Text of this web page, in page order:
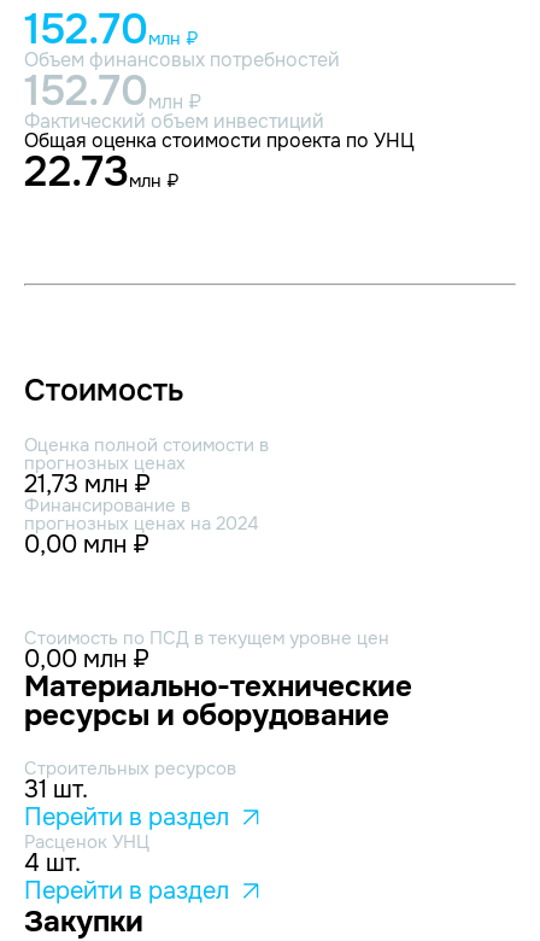
152.70млн ₽
Объем финансовых потребностей
152.70млн ₽
Фактический объем инвестиций
Общая оценка стоимости проекта по УНЦ
22.73млн ₽
Стоимость
Оценка полной стоимости в
прогнозных ценах
21,73 млн ₽
Финансирование в
прогнозных ценах на 2024
0,00 млн ₽
Стоимость по ПСД в текущем уровне цен
0,00 млн ₽
Материально-технические
ресурсы и оборудование
Строительных ресурсов
31 шт.
Перейти в раздел
Расценок УНЦ
4 шт.
Перейти в раздел
Закупки